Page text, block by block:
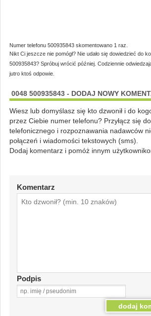
Numer telefonu 500935843 skomentowano 1 raz.
Nikt Ci jeszcze nie pomógł? Nie udało się dowiedzieć do
500935843? Spróbuj wrócić później. Codziennie
jutro ktoś odpowie.
0048 500935843 - DODAJ NOWY
Wiesz lub domyślasz się kto dzwonił i do
przez Ciebie numer telefonu? Przyłącz się
telefonicznego i rozpoznawania nadawców
połączeń i wiadomości tekstowych (sms).
Dodaj komentarz i pomóż innym
Komentarz
Podpis